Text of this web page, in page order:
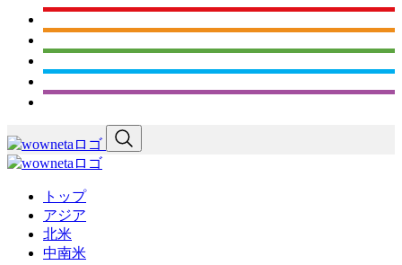
トップ
アジア
北米
中南米